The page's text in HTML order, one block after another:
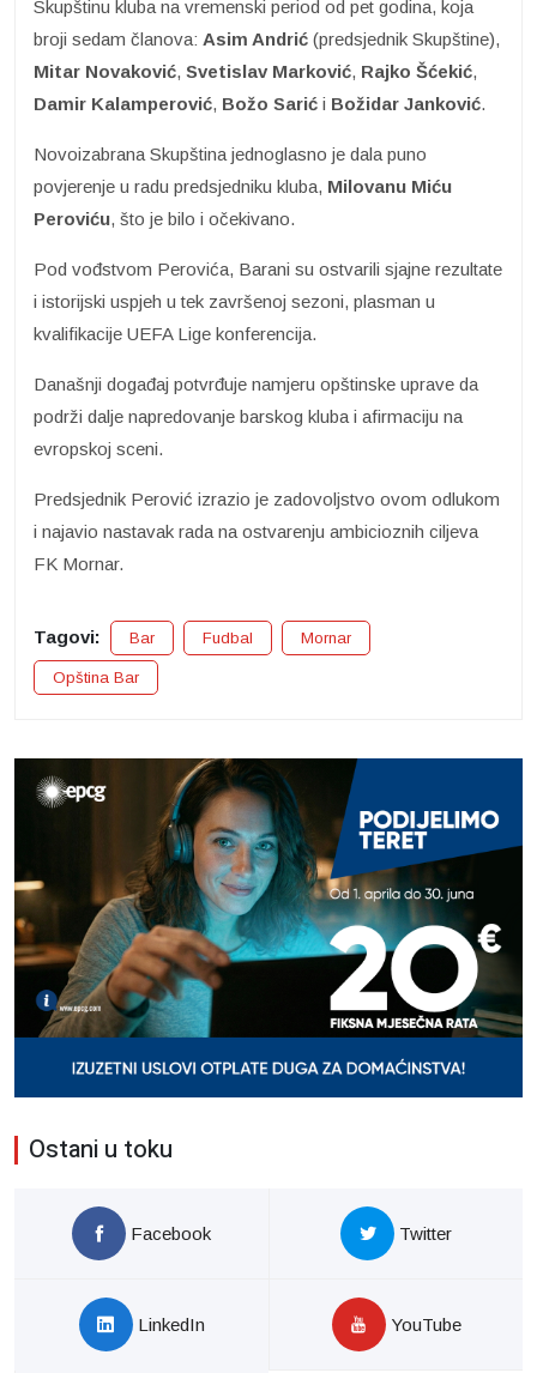
Skupštinu kluba na vremenski period od pet godina, koja
broji sedam članova: Asim Andrić (predsjednik Skupštine),
Mitar Novaković, Svetislav Marković, Rajko Šćekić,
Damir Kalamperović, Božo Sarić i Božidar Janković.
Novoizabrana Skupština jednoglasno je dala puno
povjerenje u radu predsjedniku kluba, Milovanu Miću
Peroviću, što je bilo i očekivano.
Pod vođstvom Perovića, Barani su ostvarili sjajne rezultate
i istorijski uspjeh u tek završenoj sezoni, plasman u
kvalifikacije UEFA Lige konferencija.
Današnji događaj potvrđuje namjeru opštinske uprave da
podrži dalje napredovanje barskog kluba i afirmaciju na
evropskoj sceni.
Predsjednik Perović izrazio je zadovoljstvo ovom odlukom
i najavio nastavak rada na ostvarenju ambicioznih ciljeva
FK Mornar.
Tagovi: Bar Fudbal Mornar
Opština Bar
Ostani u toku
Facebook Twitter
LinkedIn YouTube